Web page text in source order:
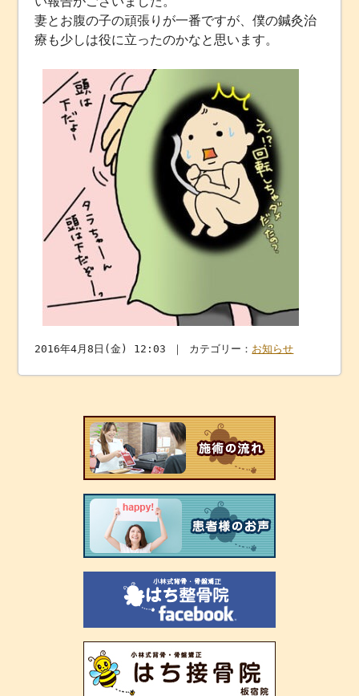
妻とお腹の子の頑張りが一番ですが、僕の鍼灸治
療も少しは役に立ったのかなと思います。
2016年4月8日(金) 12:03 ｜ カテゴリー： お知らせ